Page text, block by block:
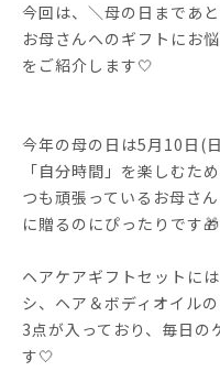
今回は、＼母の日まであ
お母さんへのギフトにお
をご紹介します🤍
今年の母の日は5月10日(
「自分時間」を楽しむた
つも頑張っているお母さん
に贈るのにぴったりです🎁
ヘアケアギフトセットに
シ、ヘア＆ボディオイルの
3点が入っており、毎日の
す🤍